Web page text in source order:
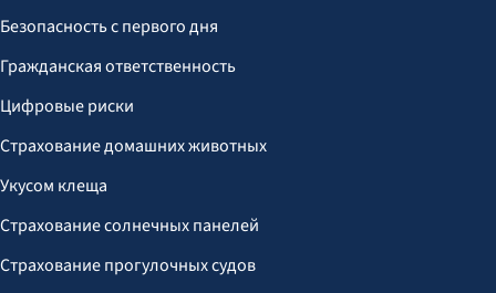
Безопасность с первого дня
Гражданская ответственность
Цифровые риски
Страхование домашних животных
Укусом клеща
Страхование солнечных панелей
Страхование прогулочных судов